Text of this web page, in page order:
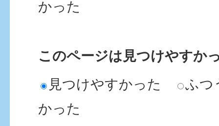
かった
このページは見つけやすか
見つけやすかった
ふつ
かった